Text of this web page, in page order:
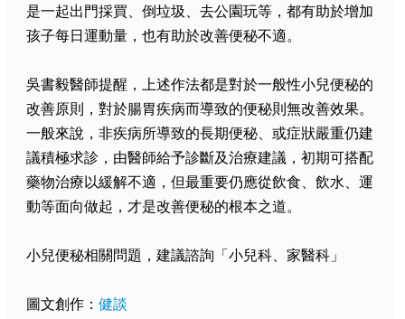
是一起出門採買、倒垃圾、去公園玩等，都有助於增加
孩子每日運動量，也有助於改善便秘不適。
吳書毅醫師提醒，上述作法都是對於一般性小兒便秘的
改善原則，對於腸胃疾病而導致的便秘則無改善效果。
一般來說，非疾病所導致的長期便秘、或症狀嚴重仍建
議積極求診，由醫師給予診斷及治療建議，初期可搭配
藥物治療以緩解不適，但最重要仍應從飲食、飲水、運
動等面向做起，才是改善便秘的根本之道。
小兒便秘相關問題，建議諮詢「小兒科、家醫科」
圖文創作： 健談